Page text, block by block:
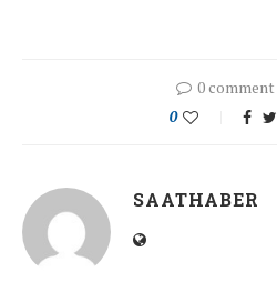
0 comment
0
SAATHABER